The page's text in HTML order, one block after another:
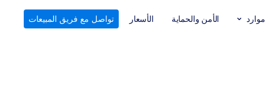
موارد الأمن والحماية الأسعار تواصل مع فريق المبيعات